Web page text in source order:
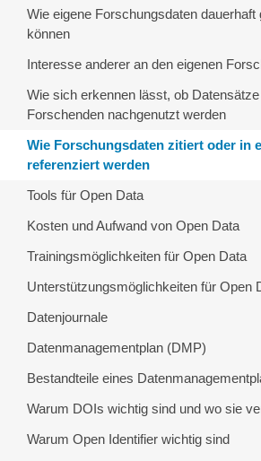
Wie eigene Forschungsdaten
können
Interesse anderer an den eigenen
Wie sich erkennen lässt, ob
Forschenden nachgenutzt werden
Wie Forschungsdaten zitiert oder in
referenziert werden
Tools für Open Data
Kosten und Aufwand von Open Data
Trainingsmöglichkeiten für Open Data
Unterstützungsmöglichkeiten für Open
Datenjournale
Datenmanagementplan (DMP)
Bestandteile eines
Warum DOIs wichtig sind und wo sie
Warum Open Identifier wichtig sind